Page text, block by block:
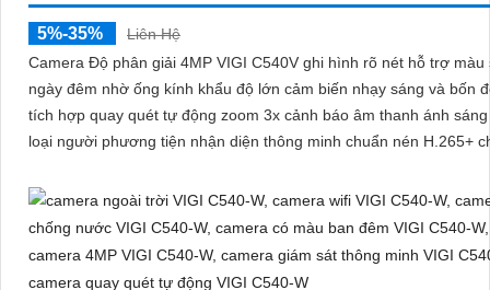
5%-35%
Liên Hệ
Camera Độ phân giải 4MP VIGI C540V ghi hình rõ nét hỗ trợ màu
ngày đêm nhờ ống kính khẩu độ lớn cảm biến nhạy sáng và bốn
tích hợp quay quét tự động zoom 3x cảnh báo âm thanh ánh
loại người phương tiện nhận diện thông minh chuẩn nén H.265+